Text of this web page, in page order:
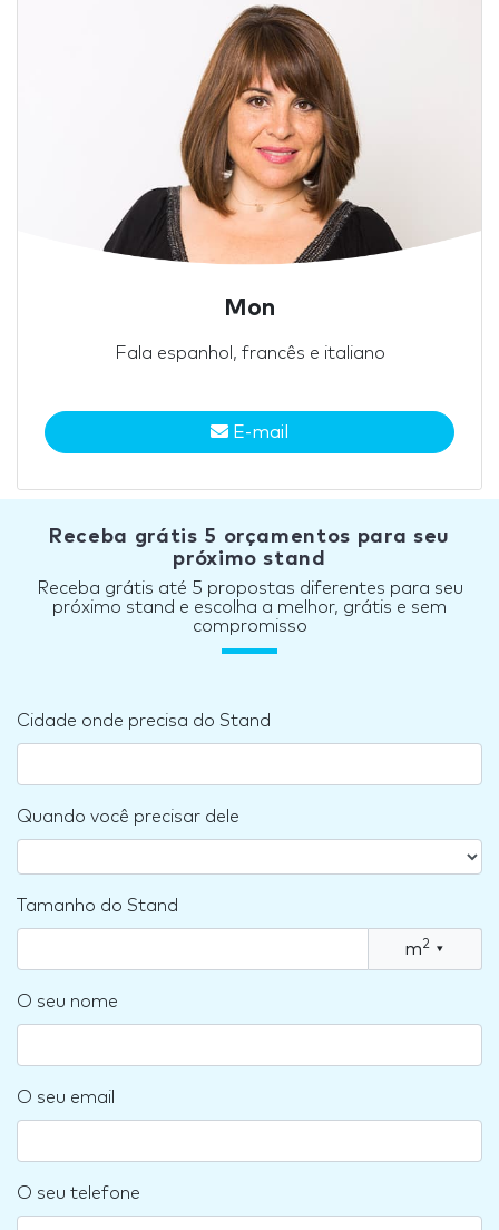
Mon
Fala espanhol, francês e italiano
E-mail
Receba grátis 5 orçamentos para seu
próximo stand
Receba grátis até 5 propostas diferentes para seu
próximo stand e escolha a melhor, grátis e sem
compromisso
Cidade onde precisa do Stand
Quando você precisar dele
Tamanho do Stand
m2 ▾
O seu nome
O seu email
O seu telefone